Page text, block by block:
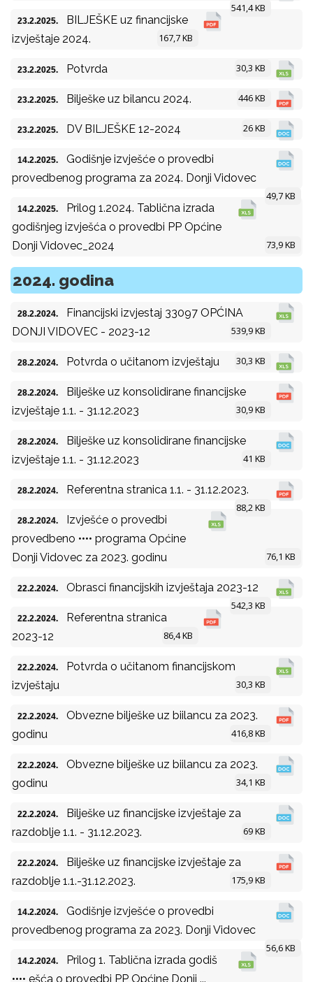
541,4 KB
23.2.2025.
BILJEŠKE uz financijske
izvještaje 2024.
167,7 KB
23.2.2025. Potvrda 30,3 KB
23.2.2025. Bilješke uz bilancu 2024. 446 KB
23.2.2025. DV BILJEŠKE 12-2024 26 KB
14.2.2025.
Godišnje izvješće o provedbi
provedbenog programa za 2024. Donji Vidovec
49,7 KB
14.2.2025.
Prilog 1.2024. Tablična izrada
godišnjeg izvješća o provedbi PP Općine
Donji Vidovec_2024
73,9 KB
2024. godina
28.2.2024.
Financijski izvjestaj 33097 OPĆINA
DONJI VIDOVEC - 2023-12
539,9 KB
28.2.2024. Potvrda o učitanom izvještaju 30,3 KB
28.2.2024.
Bilješke uz konsolidirane financijske
izvještaje 1.1. - 31.12.2023
30,9 KB
28.2.2024.
Bilješke uz konsolidirane financijske
izvještaje 1.1. - 31.12.2023
41 KB
28.2.2024. Referentna stranica 1.1. - 31.12.2023.
88,2 KB
28.2.2024.
Izvješće o provedbi
provedbeno •••• programa Općine
Donji Vidovec za 2023. godinu
76,1 KB
22.2.2024. Obrasci financijskih izvještaja 2023-12
542,3 KB
22.2.2024.
Referentna stranica
2023-12
86,4 KB
22.2.2024.
Potvrda o učitanom financijskom
izvještaju
30,3 KB
22.2.2024.
Obvezne bilješke uz biilancu za 2023.
godinu
416,8 KB
22.2.2024.
Obvezne bilješke uz biilancu za 2023.
godinu
34,1 KB
22.2.2024.
Bilješke uz financijske izvještaje za
razdoblje 1.1. - 31.12.2023.
69 KB
22.2.2024.
Bilješke uz financijske izvještaje za
razdoblje 1.1.-31.12.2023.
175,9 KB
14.2.2024.
Godišnje izvješće o provedbi
provedbenog programa za 2023. Donji Vidovec
56,6 KB
14.2.2024.
Prilog 1. Tablična izrada godiš
•••• ešća o provedbi PP Općine Donji ...